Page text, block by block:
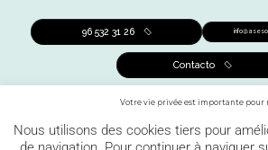
96 532 31 26
Contacto
Votre vie privée est importante pour
Nous utilisons des cookies tiers pour